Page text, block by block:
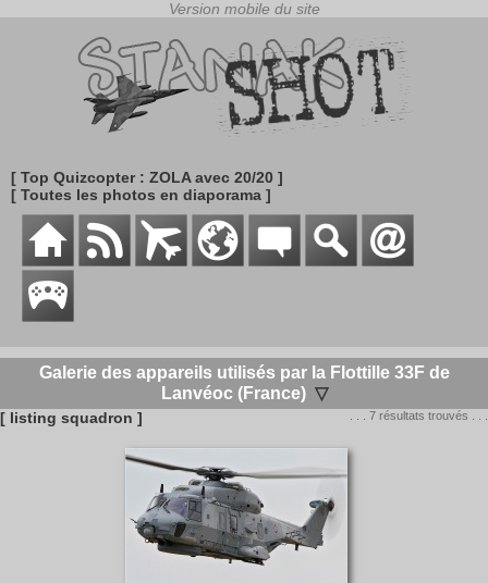
[ Top Quizcopter : ZOLA avec 20/20 ]
[ Toutes les photos en diaporama ]
Galerie des appareils utilisés par la Flottille 33F de
Lanvéoc (France)▽
[ listing squadron ] . . . 7 résultats trouvés . . .